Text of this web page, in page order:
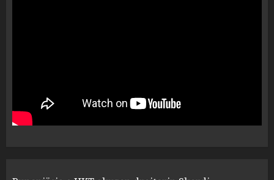
1
“bosen” Joana Nano për
abuzim me fondet publike dhe
pasuri të pajustifikuar